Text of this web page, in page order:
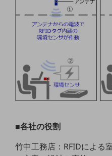
5Gデータプラス
データプラス
home5Gプラン
モバイルサービス
端末の一元管理
運用保守・故障紛失サポート
回線・ネットワーク
■各社の役割
竹中工務店：RFIDによる